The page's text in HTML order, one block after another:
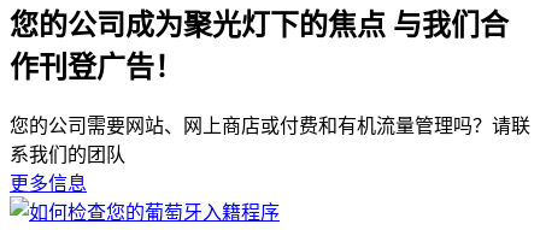
您的公司成为聚光灯下的焦点 与我们合
作刊登广告！
您的公司需要网站、网上商店或付费和有机流量管理吗？请联
系我们的团队
更多信息